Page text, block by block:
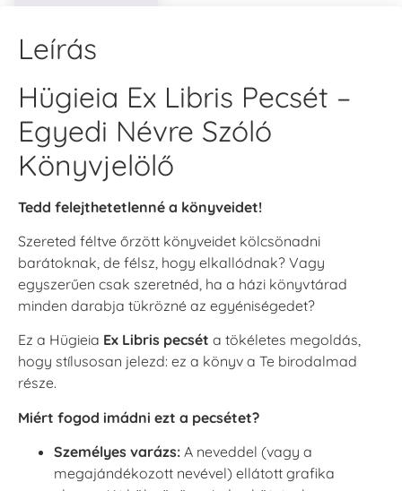
Leírás
Hügieia Ex Libris Pecsét –
Egyedi Névre Szóló
Könyvjelölő
Tedd felejthetetlenné a könyveidet!
Szereted féltve őrzött könyveidet kölcsönadni
barátoknak, de félsz, hogy elkallódnak? Vagy
egyszerűen csak szeretnéd, ha a házi könyvtárad
minden darabja tükrözné az egyéniségedet?
Ez a Hügieia Ex Libris pecsét a tökéletes megoldás,
hogy stílusosan jelezd: ez a könyv a Te birodalmad
része.
Miért fogod imádni ezt a pecsétet?
Személyes varázs: A neveddel (vagy a
megajándékozott nevével) ellátott grafika